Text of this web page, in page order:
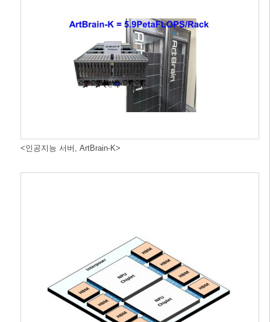
<인공지능 서버, ArtBrain-K>